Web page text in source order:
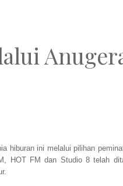
hiburan ini melalui pilihan
HOT FM dan Studio 8 telah